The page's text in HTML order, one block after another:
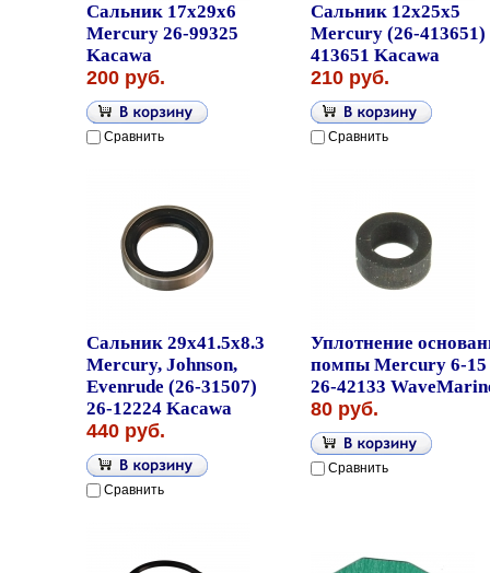
Сальник 17х29х6
Mercury 26-99325
Kacawa
200 руб.
Сравнить
Сальник 12x25x5
Mercury (26-413651)
413651 Kacawa
210 руб.
Сравнить
Сальник 29x41.5x8.3
Mercury, Johnson,
Evenrude (26-31507)
26-12224 Kacawa
440 руб.
Сравнить
Уплотнение
помпы Mercury 6-15
26-42133
80 руб.
Сравнить